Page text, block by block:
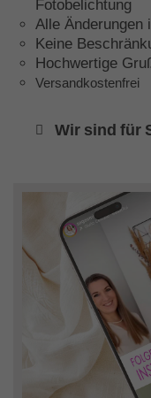
Fotobelichtung
Alle Änderungen
Keine
Hochwertige
Versandkostenfrei
Wir sind für